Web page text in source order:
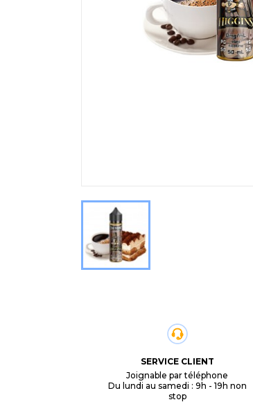
SERVICE CLIENT
Joignable par téléphone
Du lundi au samedi : 9h - 19h non
stop